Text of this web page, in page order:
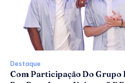
Destaque
Com Participação Do Grupo